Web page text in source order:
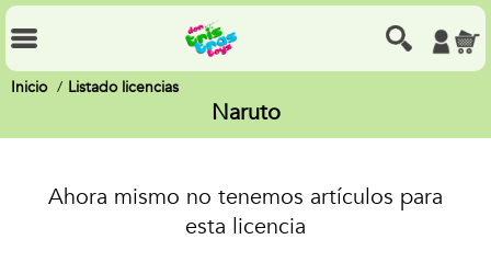
Inicio Listado licencias
Naruto
Ahora mismo no tenemos artículos para
esta licencia